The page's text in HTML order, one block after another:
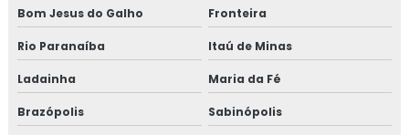
Bom Jesus do Galho Fronteira
Rio Paranaíba Itaú de Minas
Ladainha Maria da Fé
Brazópolis Sabinópolis